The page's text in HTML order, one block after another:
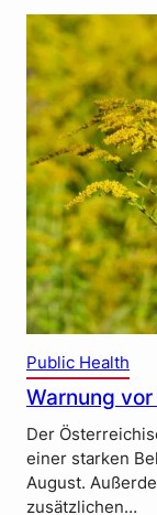
Public Health
Warnung
Der
einer starken
August.
zusätzlichen…